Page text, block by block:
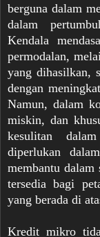
berguna dalam
dalam
Kendala
permodalan,
yang dihasilkan,
dengan
Namun, dalam
miskin, dan
kesulitan
diperlukan
membantu
tersedia bagi
yang berada di
Kredit mikro